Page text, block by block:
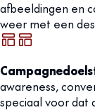
afbeeldingen en
weer met een
awareness,
speciaal voor dat